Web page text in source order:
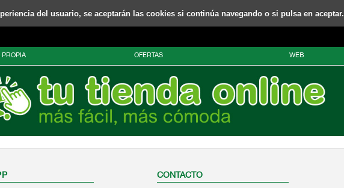
del usuario, se aceptarán las cookies si continúa navegando o si pulsa en aceptar.
PROPIA OFERTAS WEB
CONTACTO